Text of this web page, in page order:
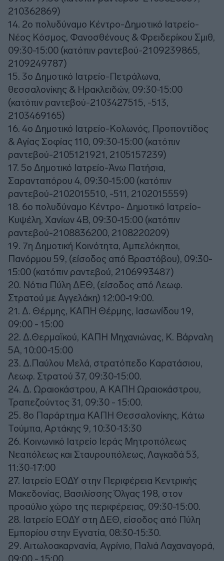
210362869)
14. 2ο πολυδύναμο Κέντρο-Δημοτικό Ιατρείο-
Νέος Κόσμος, Φανοσθένους & Φρειδερίκου Σμιθ,
09:30-15:00 (κατόπιν ραντεβού-2109239865,
2109249787)
15. 3ο Δημοτικό Ιατρείο-Πετράλωνα,
θεσσαλονίκης & Ηρακλειδών, 09:30-15:00
(κατόπιν ραντεβού-2103427515, -513,
2103469165)
16. 4ο Δημοτικό Ιατρείο-Κολωνός, Προποντίδος
& Αγίας Σοφίας 110, 09:30-15:00 (κατόπιν
ραντεβού-2105121921, 2105157239)
17. 5ο Δημοτικό Ιατρείο-Άνω Πατήσια,
Σαρανταπόρου 4, 09:30-15:00 (κατόπιν
ραντεβού-2102015510, -511, 2102015559)
18. 6ο πολυδύναμο Κέντρο- Δημοτικό Ιατρείο-
Κυψέλη, Χανίων 4Β, 09:30-15:00 (κατόπιν
ραντεβού-2108836200, 2108220209)
19. 7η Δημοτική Κοινότητα, Αμπελόκηποι,
Πανόρμου 59, (είσοδος από Βραστόβου), 09:30-
15:00 (κατόπιν ραντεβού, 2106993487)
20. Νότια Πύλη ΔΕΘ, (είσοδος από Λεωφ.
Στρατού με Αγγελάκη) 12:00-19:00.
21. Δ. Θέρμης, ΚΑΠΗ Θέρμης, Ιασωνίδου 19,
09:00 - 15:00
22. Δ.Θερμαϊκού, ΚΑΠΗ Μηχανιώνας, Κ. Βάρναλη
5Α, 10:00-15:00
23. Δ.Παύλου Μελά, στρατόπεδο Καρατάσιου,
Λεωφ. Στρατού 37, 09:30-15:00.
24. Δ. Ωραιοκάστρου, Α ΚΑΠΗ Ωραιοκάστρου,
Τραπεζούντος 31, 09:30 - 15:00.
25. 8ο Παράρτημα ΚΑΠΗ Θεσσαλονίκης, Κάτω
Τούμπα, Αρτάκης 9, 10:30-13:30
26. Κοινωνικό Ιατρείο Ιεράς Μητροπόλεως
Νεαπόλεως και Σταυρουπόλεως, Λαγκαδά 53,
11:30-17:00
27. Ιατρείο ΕΟΔΥ στην Περιφέρεια Κεντρικής
Μακεδονίας, Βασιλίσσης Όλγας 198, στον
προαύλιο χώρο της περιφέρειας, 09:30-15:00.
28. Ιατρείο ΕΟΔΥ στη ΔΕΘ, είσοδος από Πύλη
Εμπορίου στην Εγνατία, 08:30-15:30.
29. Αιτωλοακαρνανία, Αγρίνιο, Παλιά Λαχαναγορά,
09:00 - 15:00